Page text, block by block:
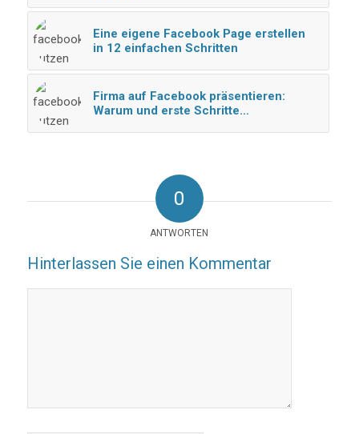
Eine eigene Facebook Page erstellen
in 12 einfachen Schritten
Firma auf Facebook präsentieren:
Warum und erste Schritte…
0
ANTWORTEN
Hinterlassen Sie einen Kommentar